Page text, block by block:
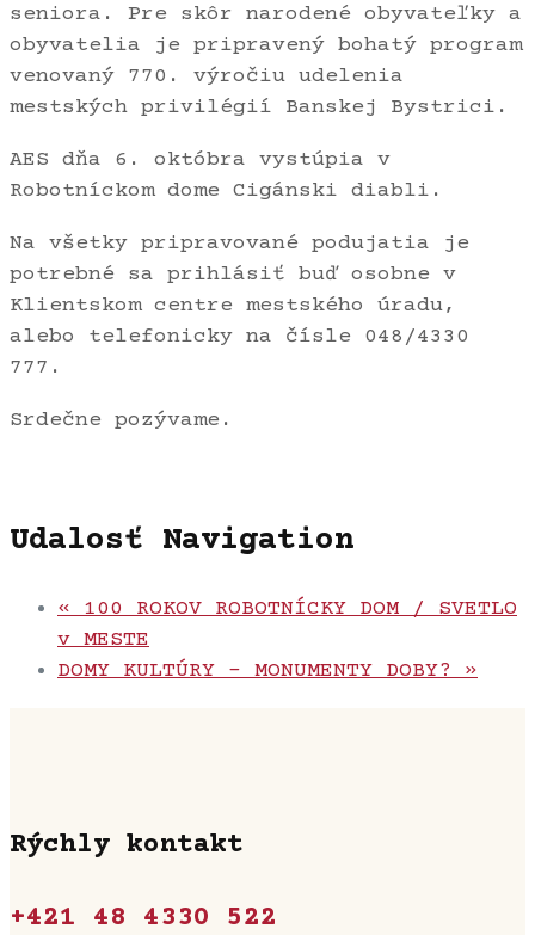
seniora. Pre skôr narodené obyvateľky a
obyvatelia je pripravený bohatý program
venovaný 770. výročiu udelenia
mestských privilégií Banskej Bystrici.
AES dňa 6. októbra vystúpia v
Robotníckom dome Cigánski diabli.
Na všetky pripravované podujatia je
potrebné sa prihlásiť buď osobne v
Klientskom centre mestského úradu,
alebo telefonicky na čísle 048/4330
777.
Srdečne pozývame.
Udalosť Navigation
« 100 ROKOV ROBOTNÍCKY DOM / SVETLO
v MESTE
DOMY KULTÚRY – MONUMENTY DOBY? »
Rýchly kontakt
+421 48 4330 522